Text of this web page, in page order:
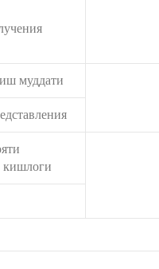
муддати
кишлоги